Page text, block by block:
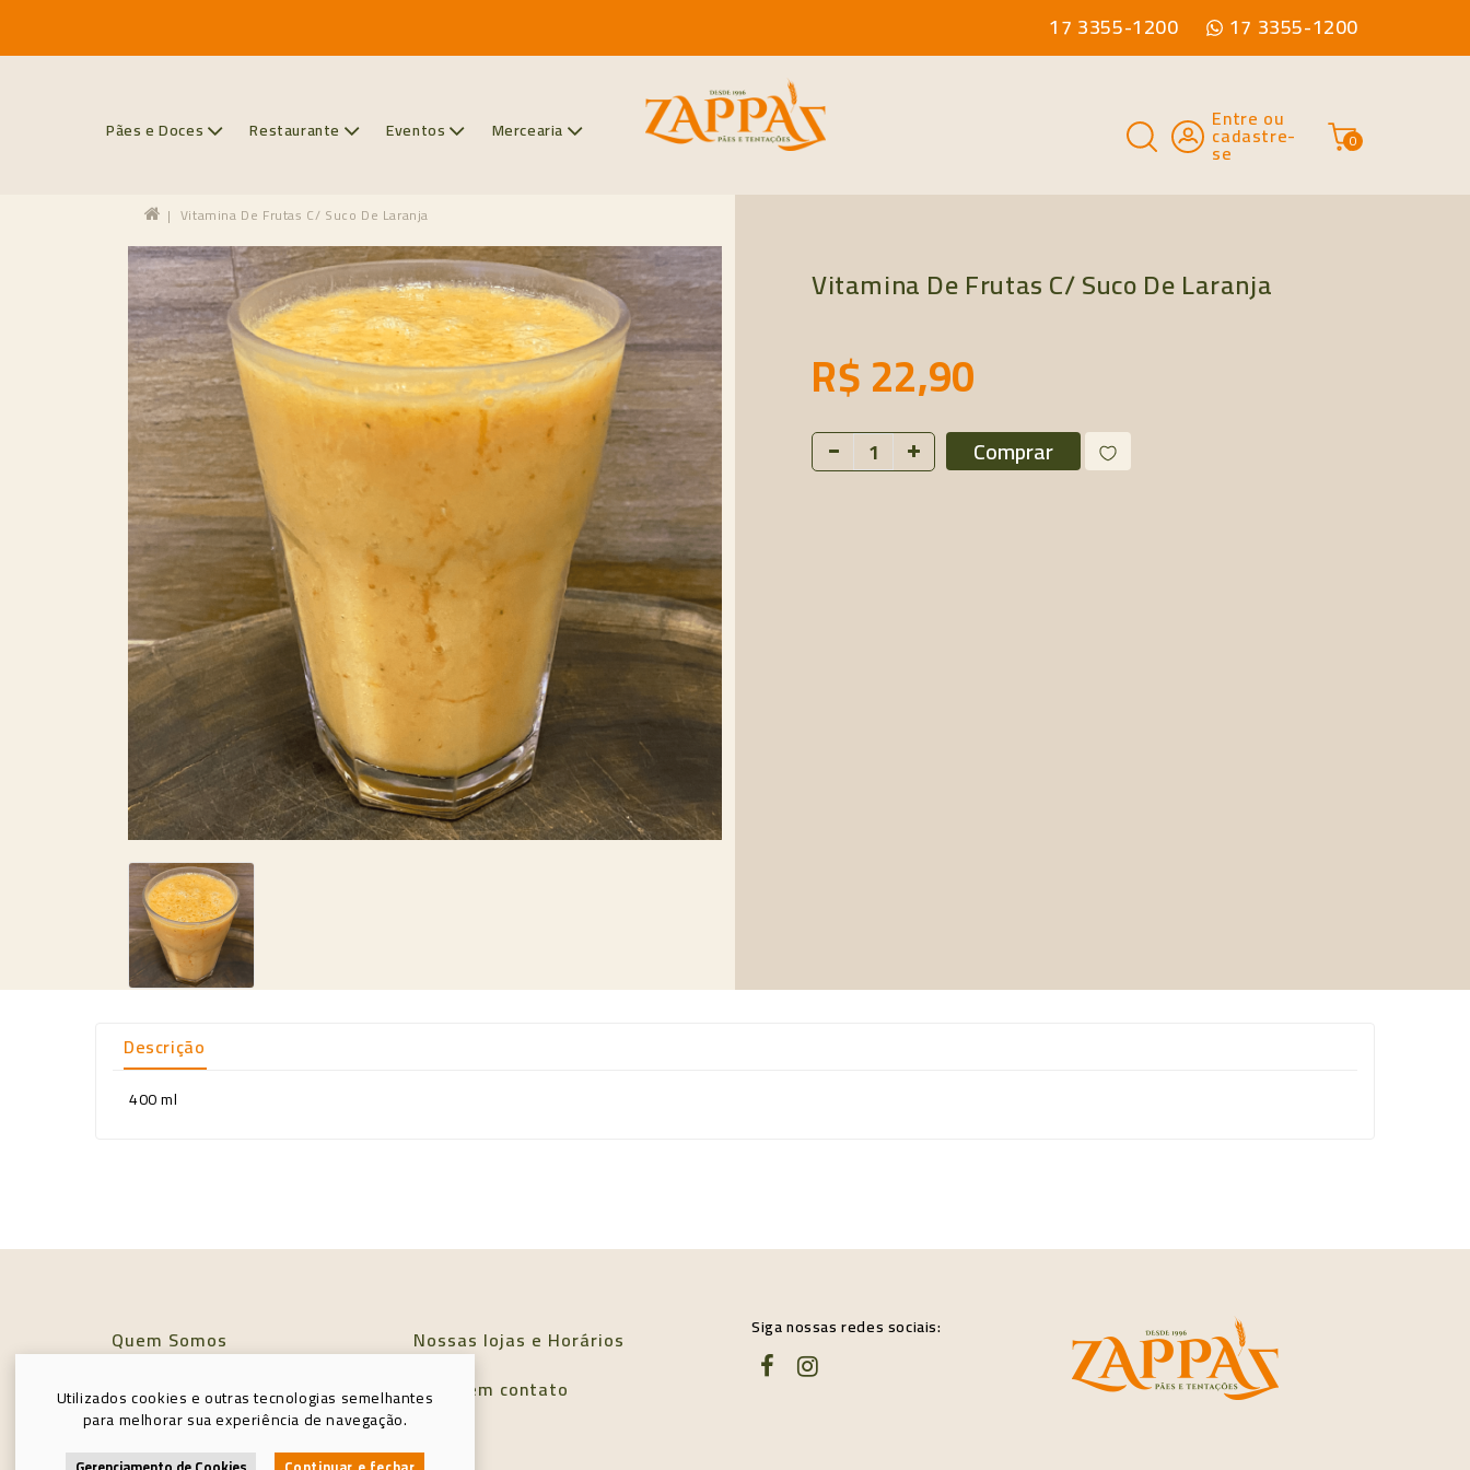
17 3355-1200 17 3355-1200
Pães e Doces Restaurante Eventos Mercearia Entre ou
cadastre-
se 0
Vitamina De Frutas C/ Suco De Laranja
Vitamina De Frutas C/ Suco De Laranja
R$ 22,90
Comprar
Descrição
400 ml
Utilizados cookies e outras tecnologias semelhantes
para melhorar sua experiência de navegação.
Quem Somos
Nossas lojas e Horários
Política de Privacidade
Entre em contato
Siga nossas redes sociais: